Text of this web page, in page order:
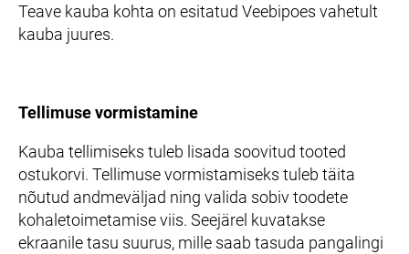
Teave kauba kohta on esitatud Veebipoes vahetult
kauba juures.
Tellimuse vormistamine
Kauba tellimiseks tuleb lisada soovitud tooted
ostukorvi. Tellimuse vormistamiseks tuleb täita
nõutud andmeväljad ning valida sobiv toodete
kohaletoimetamise viis. Seejärel kuvatakse
ekraanile tasu suurus, mille saab tasuda pangalingi